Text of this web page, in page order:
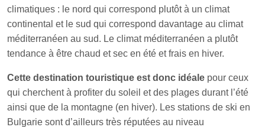
climatiques : le nord qui correspond plutôt à un climat
continental et le sud qui correspond davantage au climat
méditerranéen au sud. Le climat méditerranéen a plutôt
tendance à être chaud et sec en été et frais en hiver.
Cette destination touristique est donc idéale pour ceux
qui cherchent à profiter du soleil et des plages durant l’été
ainsi que de la montagne (en hiver). Les stations de ski en
Bulgarie sont d’ailleurs très réputées au niveau